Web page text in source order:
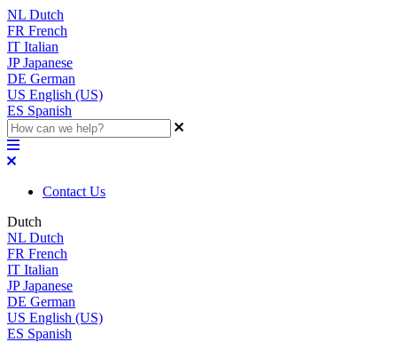
NL Dutch
FR French
IT Italian
JP Japanese
DE German
US English (US)
ES Spanish
Contact Us
Dutch
NL Dutch
FR French
IT Italian
JP Japanese
DE German
US English (US)
ES Spanish